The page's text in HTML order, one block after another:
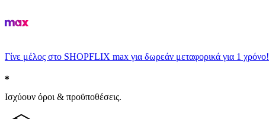
Γίνε μέλος στο SHOPFLIX max για δωρεάν μεταφορικά για 1 χρόνο!
Ισχύουν όροι & προϋποθέσεις.